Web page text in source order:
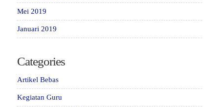
Mei 2019
Januari 2019
Categories
Artikel Bebas
Kegiatan Guru